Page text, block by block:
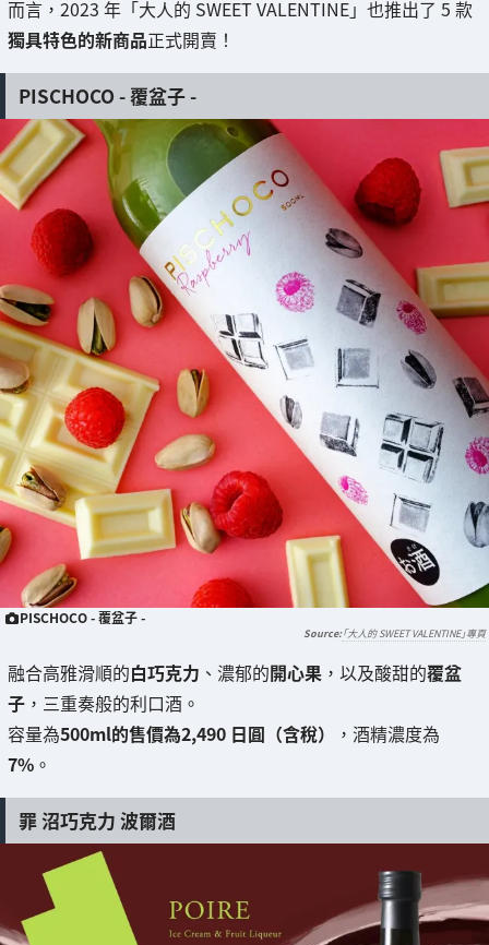
而言，2023 年「大人的 SWEET VALENTINE」也推出了 5 款
獨具特色的新商品正式開賣！
PISCHOCO - 覆盆子 -
PISCHOCO - 覆盆子 -
「大人的 SWEET VALENTINE」專頁
融合高雅滑順的白巧克力 、濃郁的開心果 ，以及酸甜的覆盆
子 ，三重奏般的利口酒。
容量為500ml的售價為2,490 日圓（含稅）
，酒精濃度為
7% 。
罪 沼巧克力 波爾酒